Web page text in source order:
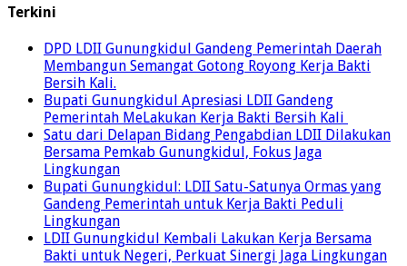
Terkini
DPD LDII Gunungkidul Gandeng Pemerintah Daerah
Membangun Semangat Gotong Royong Kerja Bakti
Bersih Kali.
Bupati Gunungkidul Apresiasi LDII Gandeng
Pemerintah MeLakukan Kerja Bakti Bersih Kali ‎
Satu dari Delapan Bidang Pengabdian LDII Dilakukan
Bersama Pemkab Gunungkidul, Fokus Jaga
Lingkungan
Bupati Gunungkidul: LDII Satu-Satunya Ormas yang
Gandeng Pemerintah untuk Kerja Bakti Peduli
Lingkungan
LDII Gunungkidul Kembali Lakukan Kerja Bersama
Bakti untuk Negeri, Perkuat Sinergi Jaga Lingkungan